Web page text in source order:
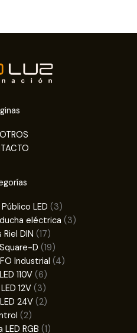
LED 33
productos
eléctrica 33
Riel DIN 1717
productos
D 1919
productos
Industrial 44
110V 66
productos
12V 33
productos
24V 22
22
productos
RGB 11